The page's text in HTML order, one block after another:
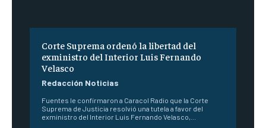
Corte Suprema ordenó la libertad del
exministro del Interior Luis Fernando
Velasco
Redacción Noticias
Fuentes le confirmaron a Caracol Radio que la Corte
Suprema de Justicia resolvió una tutela a favor del
exministro del Interior Luis Fernando Velasco,...